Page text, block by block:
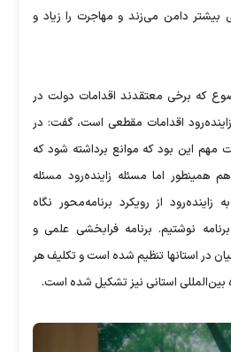
بیشتر دامن می‌زند و مهاجرت را زیاد و
که برخی معتقدند اقدامات دولت در
اقدامات مقطعی است، گفت: در
مهم این بود که موانع برداشته شود که
همینطور اما مسئله زاینده‌رود مسئله
زایند‌ه‌رود از رویکرد برنامه‌محور نگاه
نوشتیم. برنامه فرابخشی علمی و
در استانها تنظیم شده است و تکلیف هر
استانی نیز تشکیل شده است.